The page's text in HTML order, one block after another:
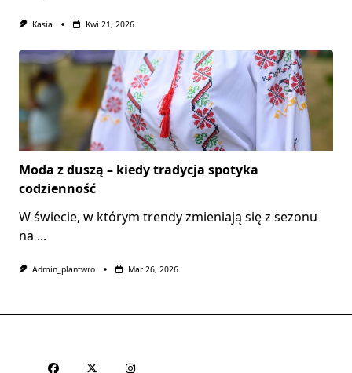
Kasia Kwi 21, 2026
Moda z duszą – kiedy tradycja spotyka
codzienność
W świecie, w którym trendy zmieniają się z sezonu
na ...
Admin_plantwro Mar 26, 2026